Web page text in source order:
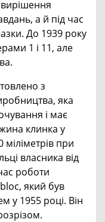
вирішення
а й під час
До 1939 року
1 і 11, але
з
яка
і має
клинка у
міліметрів при
власника від
роботи
який був
у 1955 році. Він